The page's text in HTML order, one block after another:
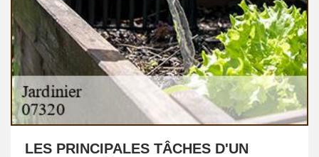
LES PRINCIPALES TÂCHES D'UN